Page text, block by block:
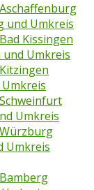
und Umkreis
Kissingen
und Umkreis
Umkreis
Umkreis